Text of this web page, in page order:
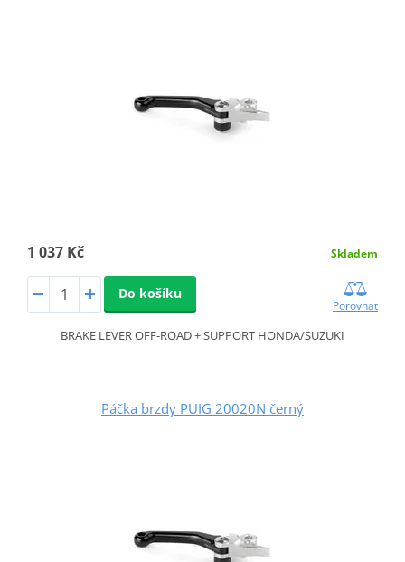
1 037 Kč Skladem
Do košíku
Porovnat
BRAKE LEVER OFF-ROAD + SUPPORT HONDA/SUZUKI
Páčka brzdy PUIG 20020N černý